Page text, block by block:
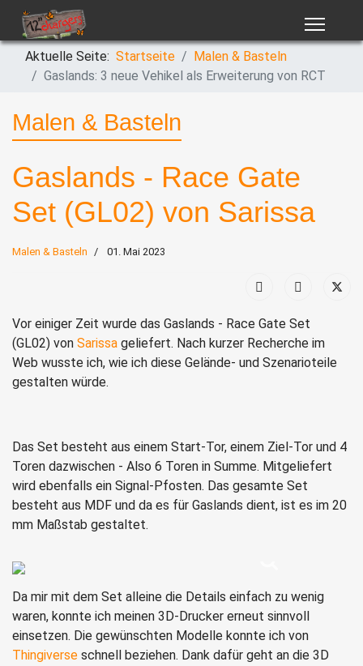
Aktuelle Seite: Startseite
Malen & Basteln
Gaslands: 3 neue Vehikel als Erweiterung von RCT
Malen & Basteln
Gaslands - Race Gate
Set (GL02) von Sarissa
Malen & Basteln 01. Mai 2023
Vor einiger Zeit wurde das Gaslands - Race Gate Set
(GL02) von Sarissa geliefert. Nach kurzer Recherche im
Web wusste ich, wie ich diese Gelände- und Szenarioteile
gestalten würde.
Das Set besteht aus einem Start-Tor, einem Ziel-Tor und 4
Toren dazwischen - Also 6 Toren in Summe. Mitgeliefert
wird ebenfalls ein Signal-Pfosten. Das gesamte Set
besteht aus MDF und da es für Gaslands dient, ist es im 20
mm Maßstab gestaltet.
Da mir mit dem Set alleine die Details einfach zu wenig
waren, konnte ich meinen 3D-Drucker erneut sinnvoll
einsetzen. Die gewünschten Modelle konnte ich von
Thingiverse schnell beziehen. Dank dafür geht an die 3D